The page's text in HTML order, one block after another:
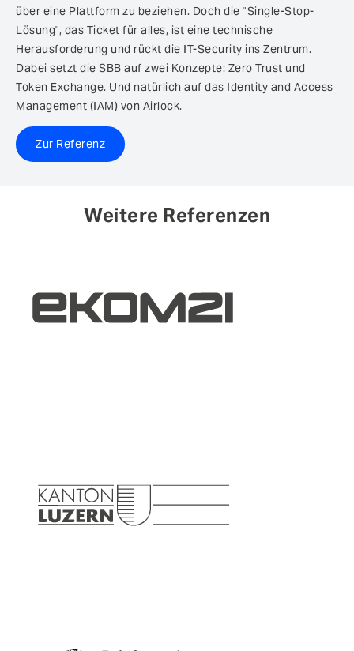
über eine Plattform zu beziehen. Doch die "Single-Stop-
Lösung", das Ticket für alles, ist eine technische
Herausforderung und rückt die IT-Security ins Zentrum.
Dabei setzt die SBB auf zwei Konzepte: Zero Trust und
Token Exchange. Und natürlich auf das Identity and Access
Management (IAM) von Airlock.
Zur Referenz
Weitere Referenzen